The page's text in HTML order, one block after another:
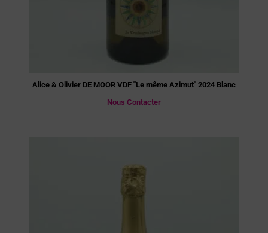
Alice & Olivier DE MOOR VDF "Le même Azimut" 2024 Blanc
Nous Contacter